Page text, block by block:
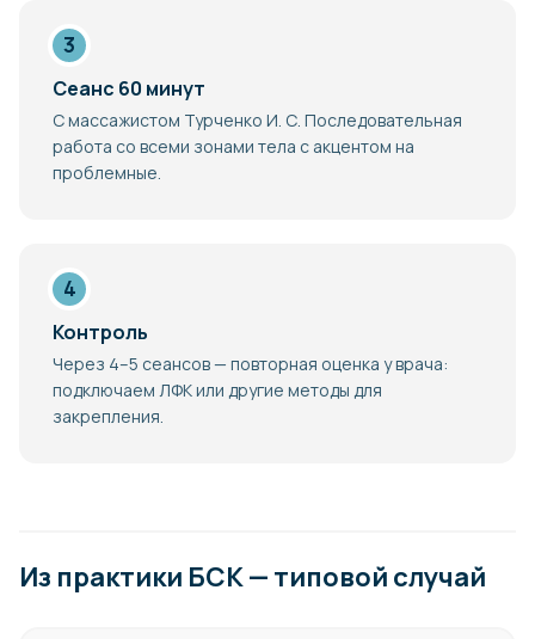
Сеанс 60 минут
С массажистом Турченко И. С. Последовательная
работа со всеми зонами тела с акцентом на
проблемные.
Контроль
Через 4–5 сеансов — повторная оценка у врача:
подключаем ЛФК или другие методы для
закрепления.
Из практики БСК — типовой случай